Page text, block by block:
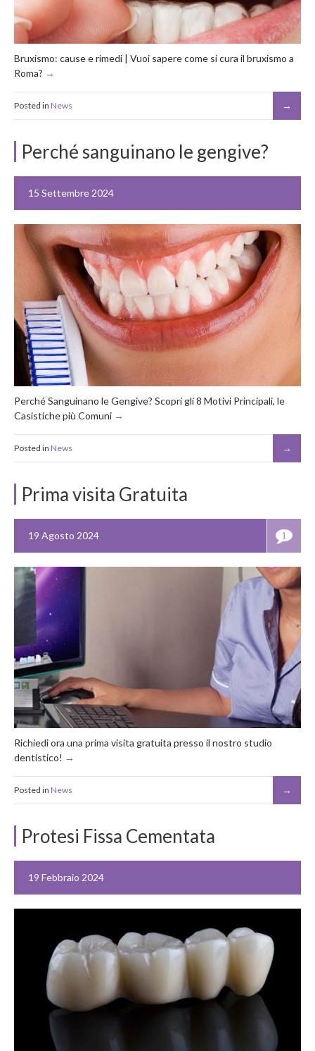
Bruxismo: cause e rimedi | Vuoi sapere come si cura il bruxismo a
Roma?
Posted in News
Perché sanguinano le gengive?
15 Settembre 2024
Perché Sanguinano le Gengive? Scopri gli 8 Motivi Principali, le
Casistiche più Comuni
Posted in News
Prima visita Gratuita
1
19 Agosto 2024
Richiedi ora una prima visita gratuita presso il nostro studio
dentistico!
Posted in News
Protesi Fissa Cementata
19 Febbraio 2024